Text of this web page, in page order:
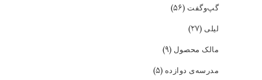
گپ‌و‌گفت (۵۶)
لیلی (۲۷)
مالک محصول (۹)
مدرسه‌ی دوازده (۵)